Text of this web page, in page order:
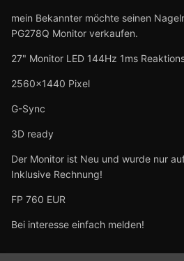
mein Bekannter möchte seinen
PG278Q Monitor verkaufen.
27" Monitor LED 144Hz 1ms
2560x1440 Pixel
G-Sync
3D ready
Der Monitor ist Neu und wurde nur
Inklusive Rechnung!
FP 760 EUR
Bei interesse einfach melden!